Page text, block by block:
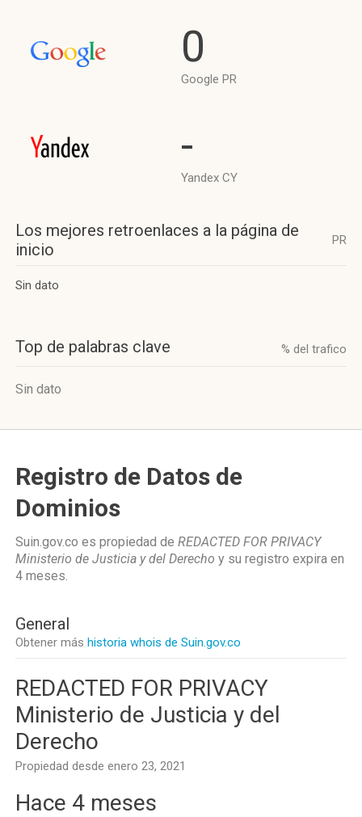
0
Google PR
-
Yandex CY
Los mejores retroenlaces a la página de
inicio
PR
Sin dato
Top de palabras clave % del trafico
Sin dato
Registro de Datos de
Dominios
Suin.gov.co es propiedad de REDACTED FOR PRIVACY
Ministerio de Justicia y del Derecho y su registro expira en
4 meses.
General
Obtener más historia whois de Suin.gov.co
REDACTED FOR PRIVACY
Ministerio de Justicia y del
Derecho
Propiedad desde enero 23, 2021
Hace 4 meses